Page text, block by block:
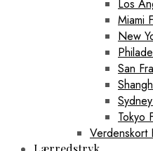
Los
Miami
New
San
Tokyo
Verdenskort